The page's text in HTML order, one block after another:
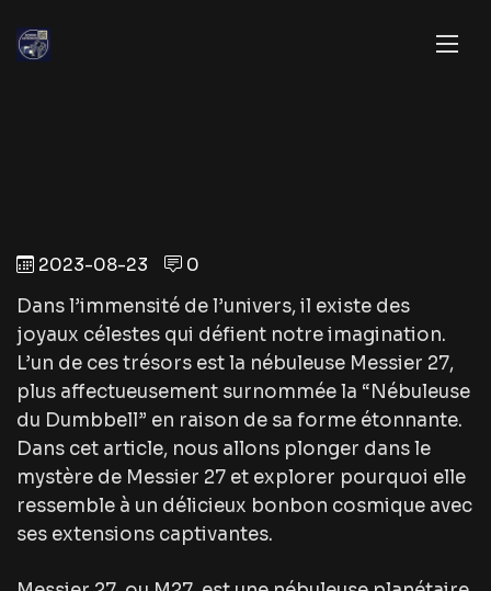
2023-08-23
0
Dans l’immensité de l’univers, il existe des
joyaux célestes qui défient notre imagination.
L’un de ces trésors est la nébuleuse Messier 27,
plus affectueusement surnommée la “Nébuleuse
du Dumbbell” en raison de sa forme étonnante.
Dans cet article, nous allons plonger dans le
mystère de Messier 27 et explorer pourquoi elle
ressemble à un délicieux bonbon cosmique avec
ses extensions captivantes.